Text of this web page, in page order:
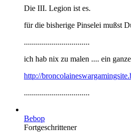
Die III. Legion ist es.
für die bisherige Pinselei mußst
.................................
ich hab nix zu malen .... ein
http://
.................................
Bebop
Fortgeschrittener